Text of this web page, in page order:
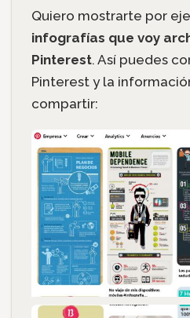
Quiero mostrarte por
infografías que voy
Pinterest. Así puedes
Pinterest y la
compartir: